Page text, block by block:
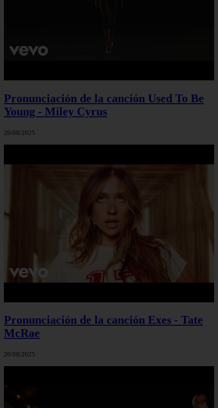
Pronunciación de la canción Used To Be
Young - Miley Cyrus
20/08/2025
Pronunciación de la canción Exes - Tate
McRae
20/08/2025